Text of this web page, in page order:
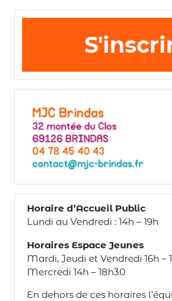
Horaire d’Accueil Public
Lundi au Vendredi : 14h – 19h
Horaires Espace Jeunes
Mardi, Jeudi et Vendredi 16h –
Mercredi 14h – 18h30
En dehors de ces horaires